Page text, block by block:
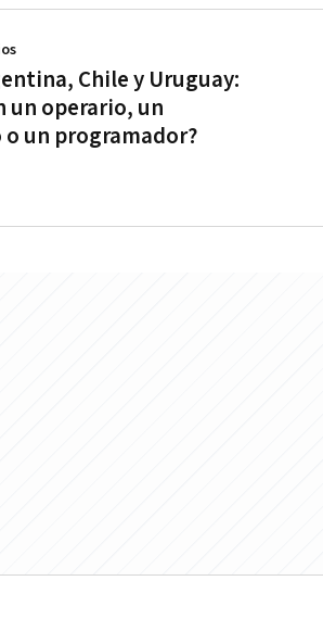
Chile y Uruguay:
un operario, un
un programador?